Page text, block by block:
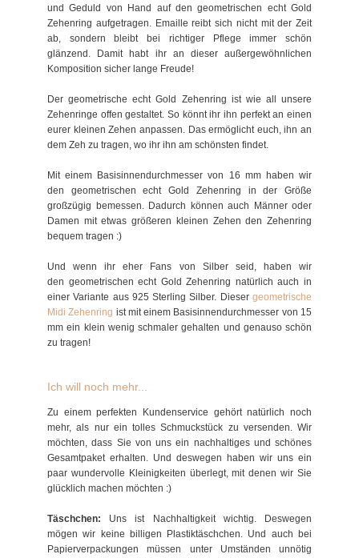
und Geduld von Hand auf den geometrischen echt Gold
Zehenring aufgetragen. Emaille reibt sich nicht mit der Zeit
ab, sondern bleibt bei richtiger Pflege immer schön
glänzend. Damit habt ihr an dieser außergewöhnlichen
Komposition sicher lange Freude!
Der geometrische echt Gold Zehenring ist wie all unsere
Zehenringe offen gestaltet. So könnt ihr ihn perfekt an einen
eurer kleinen Zehen anpassen. Das ermöglicht euch, ihn an
dem Zeh zu tragen, wo ihr ihn am schönsten findet.
Mit einem Basisinnendurchmesser von 16 mm haben wir
den geometrischen echt Gold Zehenring in der Größe
großzügig bemessen. Dadurch können auch Männer oder
Damen mit etwas größeren kleinen Zehen den Zehenring
bequem tragen :)
Und wenn ihr eher Fans von Silber seid, haben wir
den geometrischen echt Gold Zehenring natürlich auch in
einer Variante aus 925 Sterling Silber. Dieser geometrische
Midi Zehenring ist mit einem Basisinnendurchmesser von 15
mm ein klein wenig schmaler gehalten und genauso schön
zu tragen!
Ich will noch mehr...
Zu einem perfekten Kundenservice gehört natürlich noch
mehr, als nur ein tolles Schmuckstück zu versenden. Wir
möchten, dass Sie von uns ein nachhaltiges und schönes
Gesamtpaket erhalten. Und deswegen haben wir uns ein
paar wundervolle Kleinigkeiten überlegt, mit denen wir Sie
glücklich machen möchten :)
Täschchen: Uns ist Nachhaltigkeit wichtig. Deswegen
mögen wir keine billigen Plastiktäschchen. Und auch bei
Papierverpackungen müssen unter Umständen unnötig